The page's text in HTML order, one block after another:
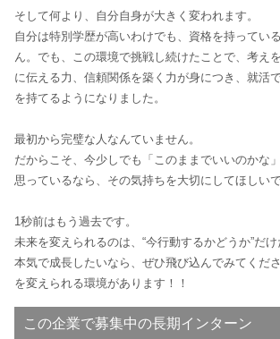
そして何より、自分自身が大きく変われます。
自分は特別学歴が高いわけでも、資格を持ってい
ん。でも、この環境で挑戦し続けたことで、考え
に伝える力、信頼関係を築く力が身につき、就活
を持てるようになりました。
最初から完璧な人なんていません。
だからこそ、今少しでも「このままでいいのかな
思っているなら、その気持ちを大切にしてほしいで
1秒前はもう過去です。
未来を変えられるのは、“今行動するかどうか”だけ
本気で成長したいなら、ぜひ飛び込んでみてくだ
この企業で募集中の長期インターン